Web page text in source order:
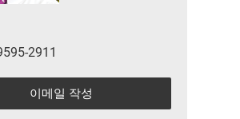
2911
이메일 작성